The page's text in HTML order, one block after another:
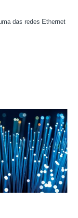
das redes Ethernet